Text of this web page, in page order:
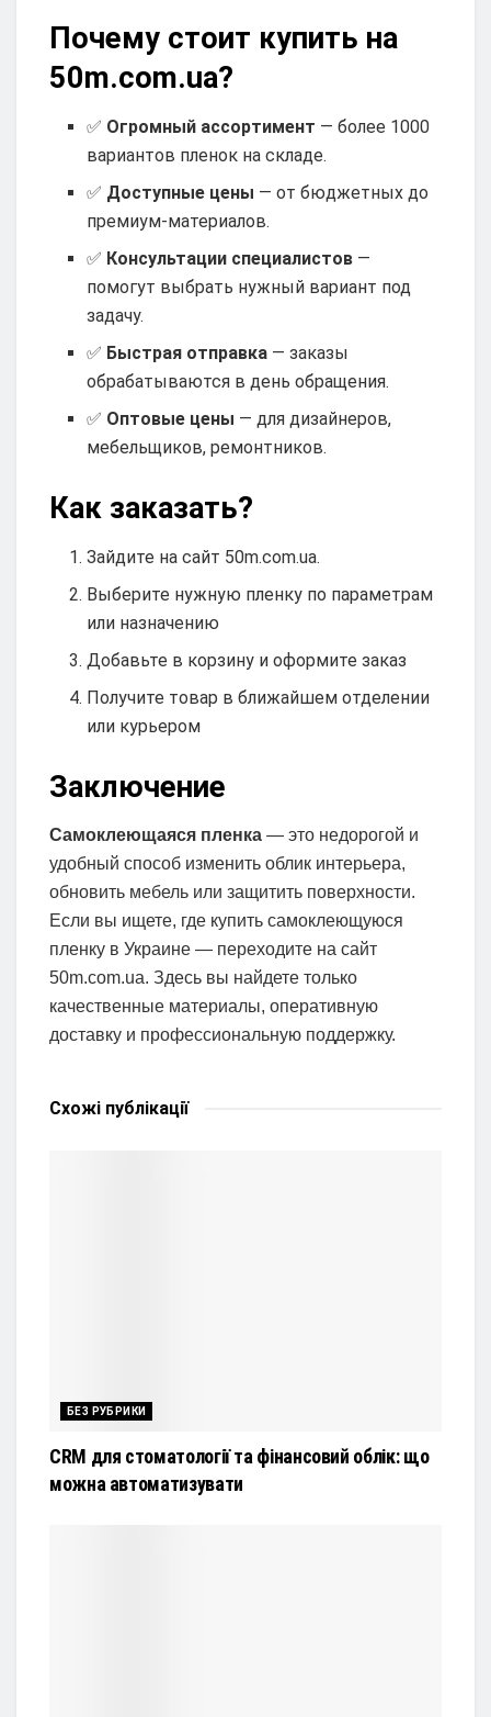
Почему стоит купить на
50m.com.ua?
✅ Огромный ассортимент — более 1000
вариантов пленок на складе.
✅ Доступные цены — от бюджетных до
премиум-материалов.
✅ Консультации специалистов —
помогут выбрать нужный вариант под
задачу.
✅ Быстрая отправка — заказы
обрабатываются в день обращения.
✅ Оптовые цены — для дизайнеров,
мебельщиков, ремонтников.
Как заказать?
Зайдите на сайт 50m.com.ua.
Выберите нужную пленку по параметрам
или назначению
Добавьте в корзину и оформите заказ
Получите товар в ближайшем отделении
или курьером
Заключение
Самоклеющаяся пленка — это недорогой и
удобный способ изменить облик интерьера,
обновить мебель или защитить поверхности.
Если вы ищете, где купить самоклеющуюся
пленку в Украине — переходите на сайт
50m.com.ua. Здесь вы найдете только
качественные материалы, оперативную
доставку и профессиональную поддержку.
Схожі публікації
БЕЗ РУБРИКИ
CRM для стоматології та фінансовий облік: що
можна автоматизувати